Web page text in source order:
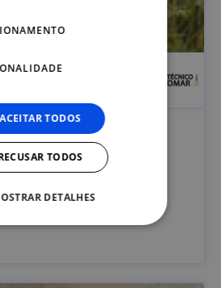
em Turismo
ACEITAR TODOS
TODOS
DETALHES